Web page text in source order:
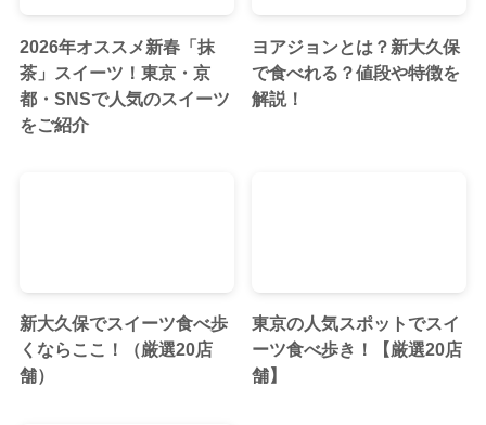
2026年オススメ新春「抹
茶」スイーツ！東京・京
都・SNSで人気のスイーツ
をご紹介
ヨアジョンとは？新大久保
で食べれる？値段や特徴を
解説！
新大久保でスイーツ食べ歩
くならここ！（厳選20店
舗）
東京の人気スポットでスイ
ーツ食べ歩き！【厳選20店
舗】